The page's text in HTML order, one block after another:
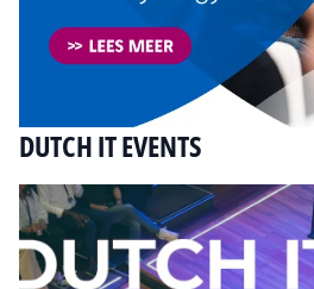
DUTCH IT EVENTS